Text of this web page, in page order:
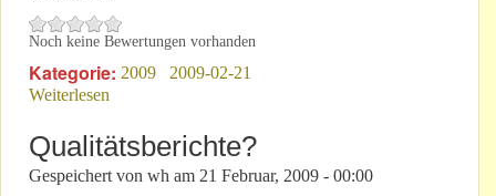
Noch keine Bewertungen vorhanden
Kategorie: 2009
2009-02-21
Weiterlesen
Qualitätsberichte?
Gespeichert von wh am 21 Februar, 2009 - 00:00